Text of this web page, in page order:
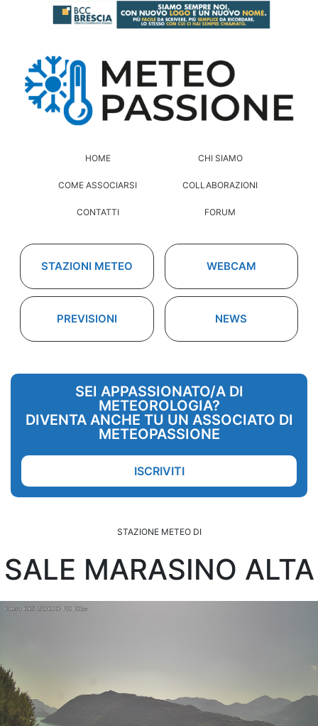
HOME CHI SIAMO
COME ASSOCIARSI COLLABORAZIONI
CONTATTI FORUM
STAZIONI METEO WEBCAM
PREVISIONI NEWS
SEI APPASSIONATO/A DI
METEOROLOGIA?
DIVENTA ANCHE TU UN ASSOCIATO DI
METEOPASSIONE
ISCRIVITI
STAZIONE METEO DI
SALE MARASINO ALTA